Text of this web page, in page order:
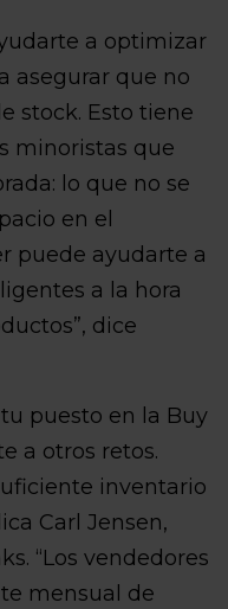
a optimizar
asegurar que no
stock. Esto tiene
minoristas que
lo que no se
en el
puede ayudarte a
a la hora
dice
puesto en la Buy
a otros retos.
inventario
Carl Jensen,
“Los vendedores
mensual de